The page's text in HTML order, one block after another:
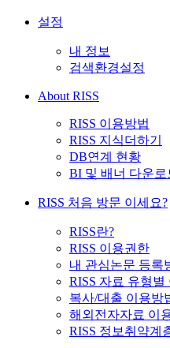
설정
내 정보
검색환경설정
About RISS
RISS 이용방법
RISS 지식더하기
DB연계 현황
BI 및 배너 다운로
RISS 처음 방문 이세요?
RISS란?
RISS 이용권한
내 관심논문 등록
RISS 자료 유형별
복사/대출 이용방
해외전자자료 이
RISS 정보취약계